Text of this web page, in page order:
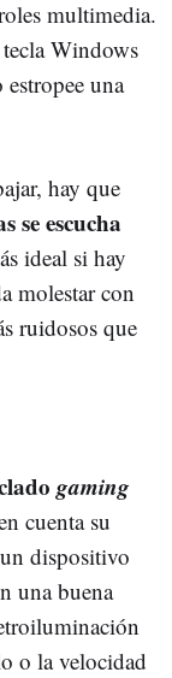
multimedia.
Windows
una
hay que
se escucha
ideal si hay
molestar con
ruidosos que
gaming
cuenta su
dispositivo
una buena
o la velocidad